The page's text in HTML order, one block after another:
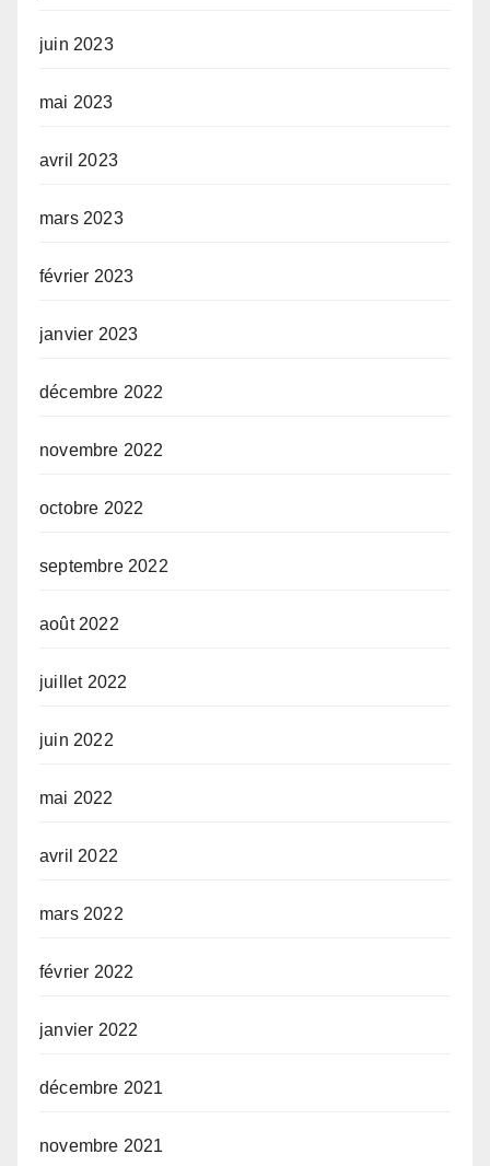
juin 2023
mai 2023
avril 2023
mars 2023
février 2023
janvier 2023
décembre 2022
novembre 2022
octobre 2022
septembre 2022
août 2022
juillet 2022
juin 2022
mai 2022
avril 2022
mars 2022
février 2022
janvier 2022
décembre 2021
novembre 2021